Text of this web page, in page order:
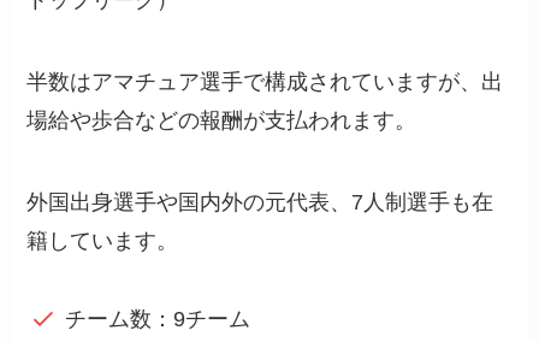
半数はアマチュア選手で構成されていますが、出
場給や歩合などの報酬が支払われます。
外国出身選手や国内外の元代表、7人制選手も在
籍しています。
チーム数：9チーム